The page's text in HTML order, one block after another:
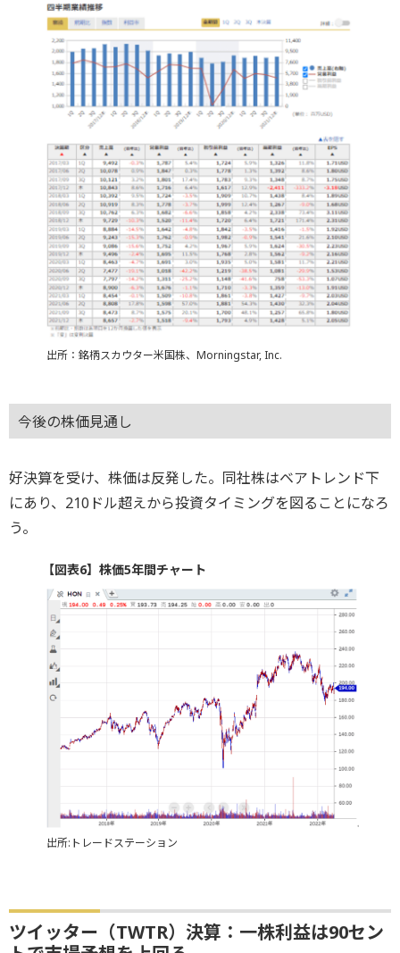
出所：銘柄スカウター米国株、Morningstar, Inc.
今後の株価見通し
好決算を受け、株価は反発した。同社株はベアトレンド下
にあり、210ドル超えから投資タイミングを図ることになろ
う。
【図表6】株価5年間チャート
出所:トレードステーション
ツイッター（TWTR）決算：一株利益は90セン